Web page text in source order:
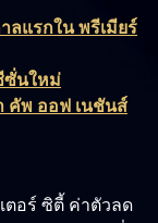
ลแรกใน พรีเมียร์
ซั่นใหม่
คัพ ออฟ เนชันส์
ตอร์ ซิตี้ ค่าตัวลด